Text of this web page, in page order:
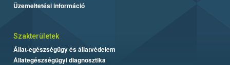
Üzemeltetési információ
Szakterületek
Állat-egészségügy és állatvédelem
Állategészségügyi diagnosztika